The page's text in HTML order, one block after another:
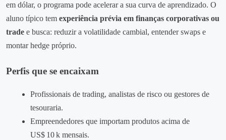
em dólar, o programa pode acelerar a sua curva de aprendizado. O
aluno típico tem experiência prévia em finanças corporativas ou
trade e busca: reduzir a volatilidade cambial, entender swaps e
montar hedge próprio.
Perfis que se encaixam
Profissionais de trading, analistas de risco ou gestores de
tesouraria.
Empreendedores que importam produtos acima de
US$ 10 k mensais.